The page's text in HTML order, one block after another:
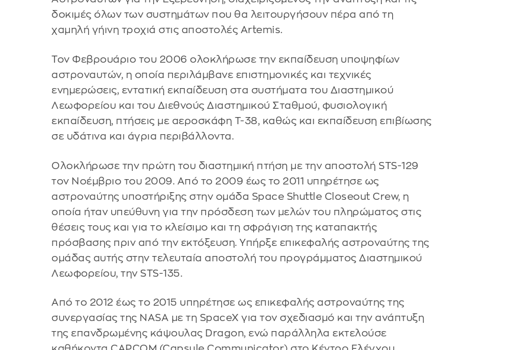
δοκιμές όλων των συστημάτων που θα λειτουργήσουν πέρα από τη
χαμηλή γήινη τροχιά στις αποστολές Artemis.
Τον Φεβρουάριο του 2006 ολοκλήρωσε την εκπαίδευση υποψηφίων
αστροναυτών, η οποία περιλάμβανε επιστημονικές και τεχνικές
ενημερώσεις, εντατική εκπαίδευση στα συστήματα του Διαστημικού
Λεωφορείου και του Διεθνούς Διαστημικού Σταθμού, φυσιολογική
εκπαίδευση, πτήσεις με αεροσκάφη T-38, καθώς και εκπαίδευση επιβίωσης
σε υδάτινα και άγρια περιβάλλοντα.
Ολοκλήρωσε την πρώτη του διαστημική πτήση με την αποστολή STS-129
τον Νοέμβριο του 2009. Από το 2009 έως το 2011 υπηρέτησε ως
αστροναύτης υποστήριξης στην ομάδα Space Shuttle Closeout Crew, η
οποία ήταν υπεύθυνη για την πρόσδεση των μελών του πληρώματος στις
θέσεις τους και για το κλείσιμο και τη σφράγιση της καταπακτής
πρόσβασης πριν από την εκτόξευση. Υπήρξε επικεφαλής αστροναύτης της
ομάδας αυτής στην τελευταία αποστολή του προγράμματος Διαστημικού
Λεωφορείου, την STS-135.
Από το 2012 έως το 2015 υπηρέτησε ως επικεφαλής αστροναύτης της
συνεργασίας της NASA με τη SpaceX για τον σχεδιασμό και την ανάπτυξη
της επανδρωμένης κάψουλας Dragon, ενώ παράλληλα εκτελούσε